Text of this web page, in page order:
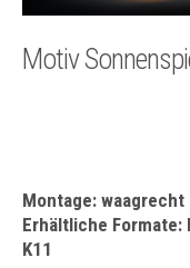
Motiv
Montage: waagrecht
Erhältliche Formate:
K11